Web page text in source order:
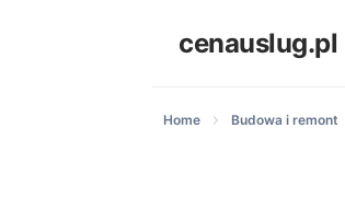
cenauslug.pl
Home Budowa i remont